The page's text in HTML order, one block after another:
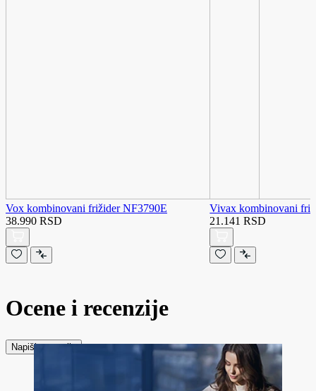
Vox kombinovani frižider NF3790E
38.990 RSD
Vivax kombinovani
21.141 RSD
Ocene i recenzije
Napiši recenziju